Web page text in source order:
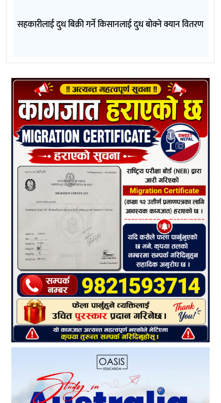
सहकारीलाई दुध बिक्री गर्ने किसानलाई दुध बोक्ने क्यान वितरण